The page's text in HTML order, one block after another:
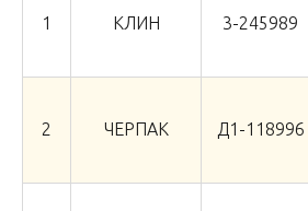
1 КЛИН 3-245989
2 ЧЕРПАК Д1-118996